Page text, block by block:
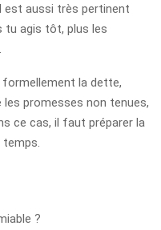
est aussi très pertinent
tu agis tôt, plus les
formellement la dette,
promesses non tenues,
ce cas, il faut préparer la
?